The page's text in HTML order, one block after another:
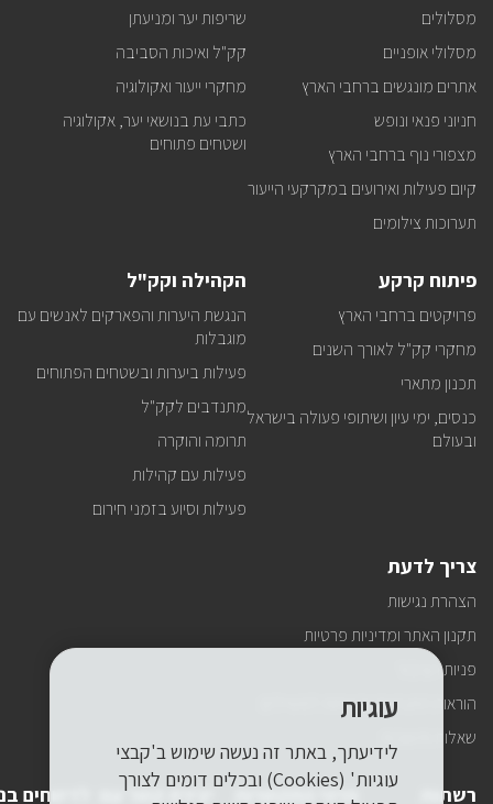
מסלולים
מסלולי אופניים
אתרים מונגשים ברחבי הארץ
חניוני פנאי ונופש
מצפורי נוף ברחבי הארץ
קיום פעילות ואירועים במקרקעי הייעור
תערוכות צילומים
שריפות יער ומניעתן
קק"ל ואיכות הסביבה
מחקרי ייעור ואקולוגיה
כתבי עת בנושאי יער, אקולוגיה
ושטחים פתוחים
פיתוח קרקע
פרויקטים ברחבי הארץ
מחקרי קק"ל לאורך השנים
תכנון מתארי
כנסים, ימי עיון ושיתופי פעולה בישראל
ובעולם
הקהילה וקק"ל
הנגשת היערות והפארקים לאנשים עם
מוגבלות
פעילות ביערות ובשטחים הפתוחים
מתנדבים לקק"ל
תרומה והוקרה
פעילות עם קהילות
פעילות וסיוע בזמני חירום
צריך לדעת
הצהרת נגישות
תקנון האתר ומדיניות פרטיות
פניות הציבור
הוראות התנהגות ובטיחות למטיילים
שאלות ותשובות
רשתות פרטי התקשרות יצירת קשר עם לדיווחים
עוגיות
לידיעתך, באתר זה נעשה שימוש ב'קבצי
עוגיות' (Cookies) ובכלים דומים לצורך